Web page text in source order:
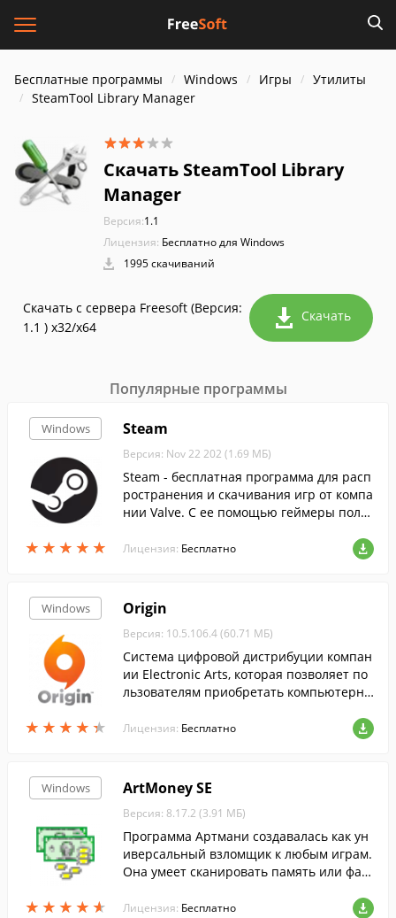
Бесплатные программы Windows Игры
Утилиты
SteamTool Library Manager
Скачать SteamTool Library
Manager
Версия:1.1
Лицензия: Бесплатно для Windows
1995 скачиваний
Скачать с сервера Freesoft (Версия:
1.1 ) x32/x64
Скачать
Популярные программы
Windows
★ ★ ★ ★ ★
★ ★ ★ ★ ★
Steam
Версия: Nov 22 202 (1.69 МБ)
Steam - бесплатная программа для расп
ространения и скачивания игр от компа
нии Valve. С ее помощью геймеры полу
Лицензия: Бесплатно
Windows
★ ★ ★ ★ ★
★ ★ ★ ★ ★
Origin
Версия: 10.5.106.4 (60.71 МБ)
Система цифровой дистрибуции компан
ии Electronic Arts, которая позволяет по
льзователям приобретать компьютерны
помощью клиента Origin....
Лицензия: Бесплатно
Windows
★ ★ ★ ★ ★
★ ★ ★ ★ ★
ArtMoney SE
Версия: 8.17.2 (3.91 МБ)
Программа Артмани создавалась как ун
иверсальный взломщик к любым играм.
Она умеет сканировать память или фай
ных значений. Имеется поддержка русс
Лицензия: Бесплатно